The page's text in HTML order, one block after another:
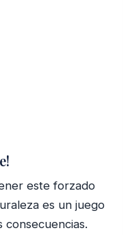
este forzado
es un juego
consecuencias.